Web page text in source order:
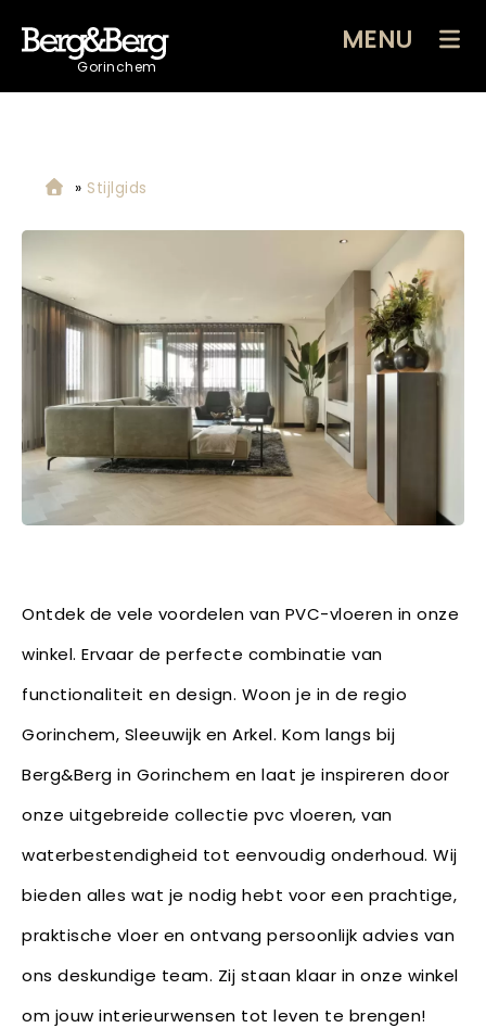
Gorinchem
MENU
» Stijlgids
Ontdek de vele voordelen van PVC-vloeren in onze
winkel. Ervaar de perfecte combinatie van
functionaliteit en design. Woon je in de regio
Gorinchem, Sleeuwijk en Arkel. Kom langs bij
Berg&Berg in Gorinchem en laat je inspireren door
onze uitgebreide collectie pvc vloeren, van
waterbestendigheid tot eenvoudig onderhoud. Wij
bieden alles wat je nodig hebt voor een prachtige,
praktische vloer en ontvang persoonlijk advies van
ons deskundige team. Zij staan klaar in onze winkel
om jouw interieurwensen tot leven te brengen!